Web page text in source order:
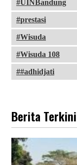
UINBandung
prestasi
Wisuda
Wisuda 108
#adhidjati
Berita Terkini